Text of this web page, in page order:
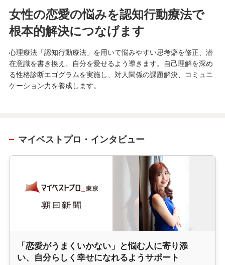
女性の恋愛の悩みを認知行動療法で
根本的解決につなげます
心理療法「認知行動療法」を用いて悩みやすい思考癖を修正、潜
在意識を書き換え、自分を愛せるよう導きます。自己理解を深め
る性格診断エゴグラムを実施し、対人関係の課題解決、コミュニ
ケーション力を養成します。
マイベストプロ・インタビュー
「恋愛がうまくいかない」と悩む人に寄り添
い、自分らしく幸せになれるようサポート